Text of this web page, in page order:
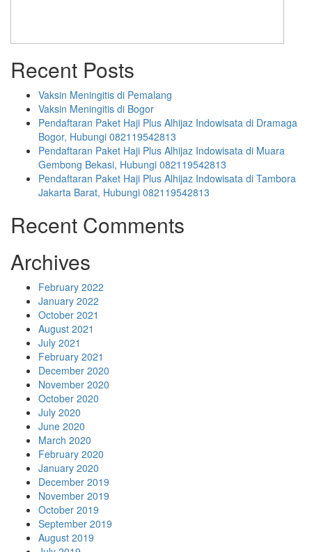
Recent Posts
Vaksin Meningitis di Pemalang
Vaksin Meningitis di Bogor
Pendaftaran Paket Haji Plus Alhijaz Indowisata di Dramaga
Bogor, Hubungi 082119542813
Pendaftaran Paket Haji Plus Alhijaz Indowisata di Muara
Gembong Bekasi, Hubungi 082119542813
Pendaftaran Paket Haji Plus Alhijaz Indowisata di Tambora
Jakarta Barat, Hubungi 082119542813
Recent Comments
Archives
February 2022
January 2022
October 2021
August 2021
July 2021
February 2021
December 2020
November 2020
October 2020
July 2020
June 2020
March 2020
February 2020
January 2020
December 2019
November 2019
October 2019
September 2019
August 2019